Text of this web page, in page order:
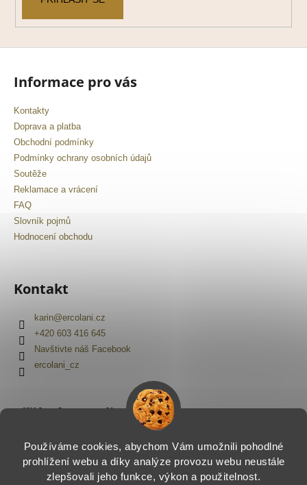
Používáme cookies, abychom Vám umožnili pohodlné
prohlížení webu a díky analýze provozu webu neustále
zlepšovali jeho funkce, výkon a použitelnost.
Informace pro vás
Kontakty
Doprava a platba
Obchodní podmínky
Podmínky ochrany osobních údajů
Soutěže
Reklamace a vrácení
FAQ
Slovník pojmů
Hodnocení obchodu
Kontakt
karin@ercolani.cz
+420 603 416 645
Navštivte náš Facebook
ercolani_cz
Přijímáme online platby